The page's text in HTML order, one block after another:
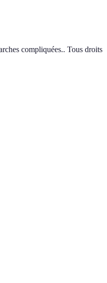
compliquées.. Tous droits